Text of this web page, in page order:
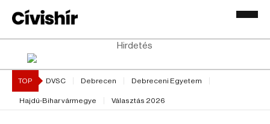
Hirdetés
TOP DVSC Debrecen Debreceni Egyetem
Hajdú-Bihar vármegye Választás 2026